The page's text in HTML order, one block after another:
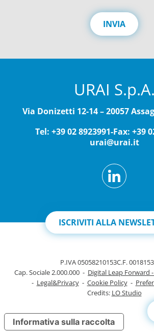
INVIA
URAI S.p.A.
Via Donizetti 12-14 – 20057
Tel: +39 02 8923991-Fax: +39
urai@urai.it
ISCRIVITI ALLA
P.IVA 05058210153C.F.
Cap. Sociale 2.000.000 - Digital Leap Forward
- Legal&Privacy- Cookie Policy-
Credits: LO Studio
Informativa sulla raccolta